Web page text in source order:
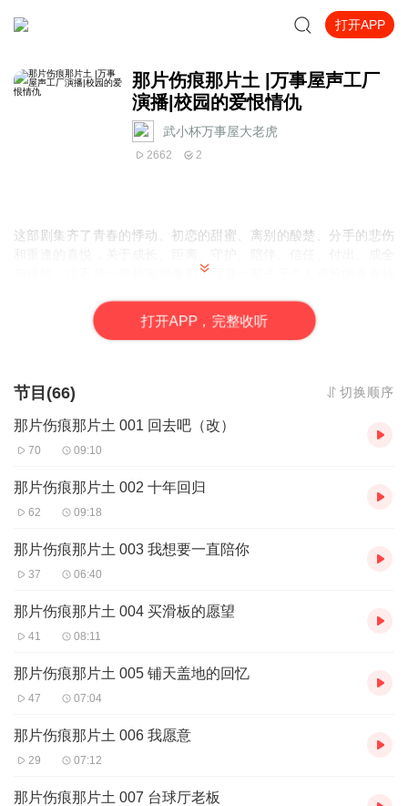
打开APP
那片伤痕那片土 |万事屋声工厂
演播|校园的爱恨情仇
武小杯万事屋大老虎
2662 2
这部剧集齐了青春的悸动、初恋的甜蜜、离别的酸楚、分手的悲伤
与感悟。这不是一部校园偶像剧，而是一部关于个人成长的青春校
之路。欢迎收听，那片伤痕那片土。见证齐欢的青葱岁月....
打开APP，完整收听
节目(66) 切换顺序
那片伤痕那片土 001 回去吧（改）
70 09:10
那片伤痕那片土 002 十年回归
62 09:18
那片伤痕那片土 003 我想要一直陪你
37 06:40
那片伤痕那片土 004 买滑板的愿望
41 08:11
那片伤痕那片土 005 铺天盖地的回忆
47 07:04
那片伤痕那片土 006 我愿意
29 07:12
那片伤痕那片土 007 台球厅老板